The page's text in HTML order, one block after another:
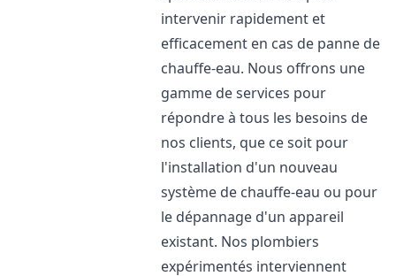
intervenir rapidement et
efficacement en cas de panne de
chauffe-eau. Nous offrons une
gamme de services pour
répondre à tous les besoins de
nos clients, que ce soit pour
l'installation d'un nouveau
système de chauffe-eau ou pour
le dépannage d'un appareil
existant. Nos plombiers
expérimentés interviennent